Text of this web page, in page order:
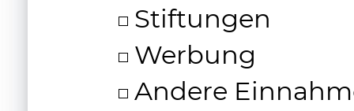
Stiftungen
Werbung
Andere